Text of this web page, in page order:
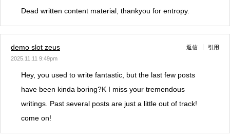
Dead written content material, thankyou for entropy.
demo slot zeus
2025.11.11 9:49pm
返信 引用
Hey, you used to write fantastic, but the last few posts
have been kinda boring?K I miss your tremendous
writings. Past several posts are just a little out of track!
come on!